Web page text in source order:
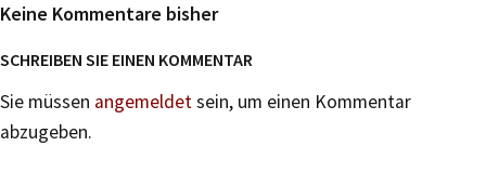
Keine Kommentare bisher
SCHREIBEN SIE EINEN KOMMENTAR
Sie müssen angemeldetsein, um einen Kommentar
abzugeben.